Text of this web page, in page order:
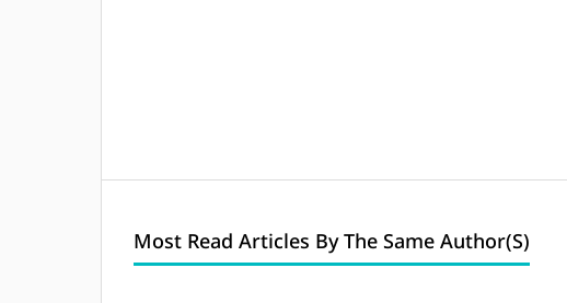
Most Read Articles By The Same Author(s)